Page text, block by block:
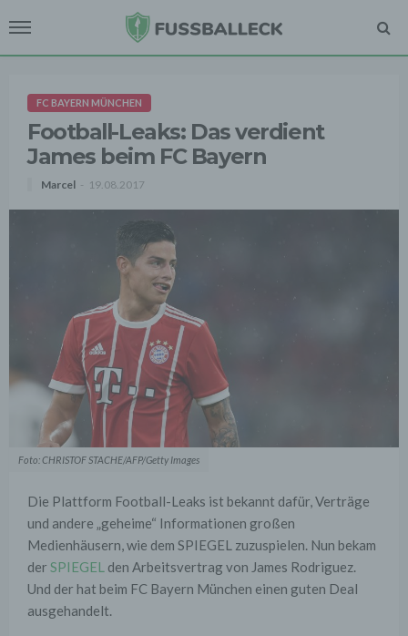
FC BAYERN MÜNCHEN
Football-Leaks: Das verdient
James beim FC Bayern
Marcel 19.08.2017
Foto: CHRISTOF STACHE/AFP/Getty Images
Die Plattform Football-Leaks ist bekannt dafür, Verträge
und andere „geheime“ Informationen großen
Medienhäusern, wie dem SPIEGEL zuzuspielen. Nun bekam
der SPIEGEL den Arbeitsvertrag von James Rodriguez.
Und der hat beim FC Bayern München einen guten Deal
ausgehandelt.